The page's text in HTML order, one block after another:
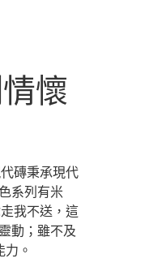
懷
磚秉承現代
系列有米
我不送，這
動；雖不及
。